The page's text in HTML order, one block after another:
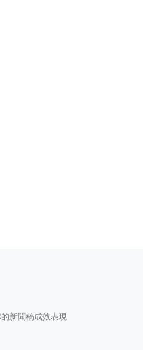
新聞稿成效表現